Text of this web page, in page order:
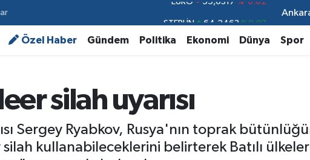
GRAM ALTIN 6510.40 %0.45
DOLAR
Özel Haber Gündem Politika Ekonomi Dünya Spor
silah uyarısı
Sergey Ryabkov, Rusya'nın toprak
kullanabileceklerini belirterek Batılı